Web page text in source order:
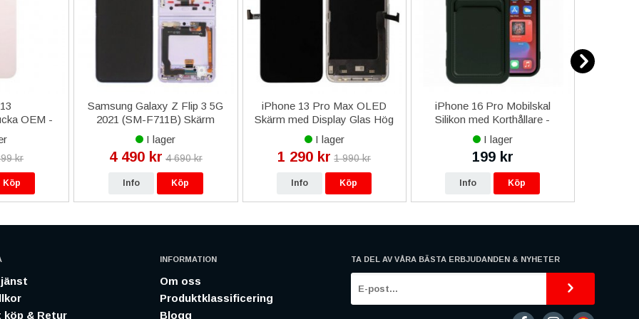
OEM -
kr
Köp
Samsung Galaxy Z Flip 3 5G
2021 (SM-F711B) Skärm
med LCD Display Original -
Lavendel/Lila
I lager
4 490 kr 4 690 kr
Info Köp
iPhone 13 Pro Max OLED
Skärm med Display Glas Hög
Kvalitet - Svart
I lager
1 290 kr 1 990 kr
Info Köp
iPhone 16 Pro Mobilskal
Silikon med Korthållare -
Militärgrön
I lager
199 kr
Info Köp
köp & Retur
INFORMATION
Om oss
Produktklassificering
Blogg
TA DEL AV VÅRA BÄSTA ERBJUDANDEN & NYHETER